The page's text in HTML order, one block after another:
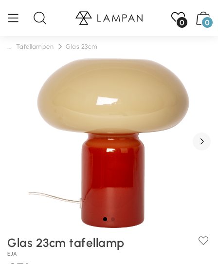
0 0
Tafellampen Glas 23cm
Glas 23cm tafellamp
EJA